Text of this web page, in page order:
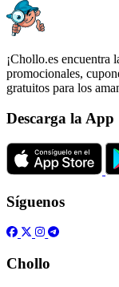
¡Chollo.es encuentra
promocionales,
gratuitos para los
Descarga la App
Síguenos
Chollo